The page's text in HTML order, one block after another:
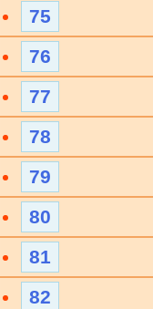
75
76
77
78
79
80
81
82